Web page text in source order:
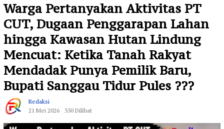
Warga Pertanyakan Aktivitas PT
CUT, Dugaan Penggarapan Lahan
hingga Kawasan Hutan Lindung
Mencuat: Ketika Tanah Rakyat
Mendadak Punya Pemilik Baru,
Bupati Sanggau Tidur Pules ???
Redaksi
21 Mei 2026
350 Dilihat